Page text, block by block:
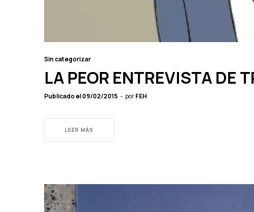
Sin categorizar
LA PEOR ENTREVISTA DE
Publicado el09/02/2015 porFEH
LEER MÁS